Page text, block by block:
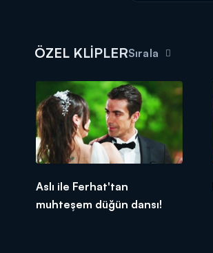
ÖZEL KLİPLERSırala
Aslı ile Ferhat'tan
muhteşem düğün dansı!